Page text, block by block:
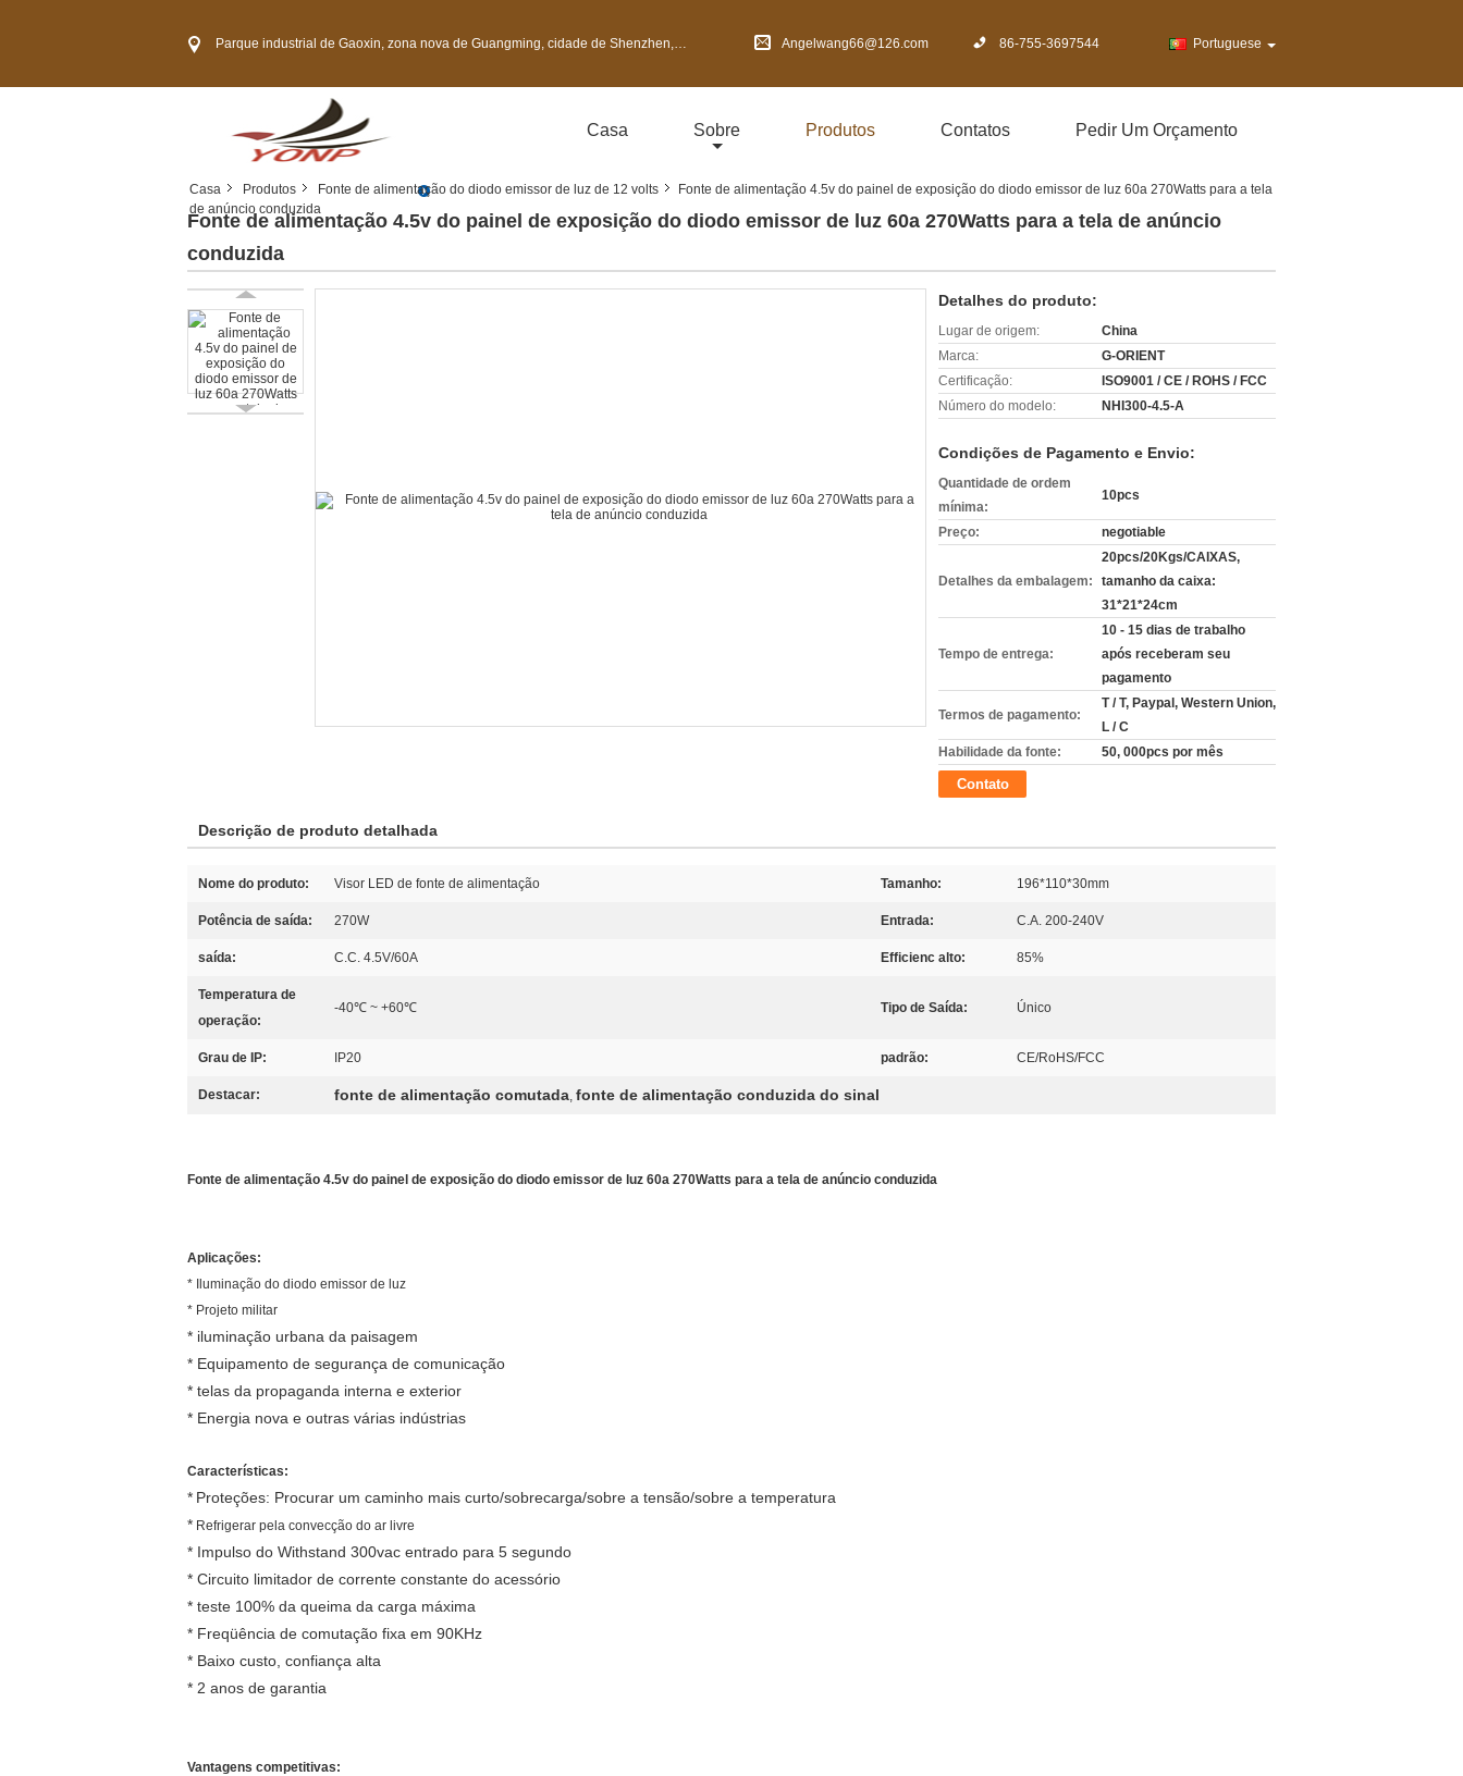
Parque industrial de Gaoxin, zona nova de Guangming, cidade de Shenzhen, província de Guangdong, China Angelwang66@126.com 86-755-3697544 Portuguese
Casa Sobre Produtos Contatos Pedir Um Orçamento
Casa Produtos Fonte de alimentação do diodo emissor de luz de 12 volts
Fonte de alimentação 4.5v do painel de exposição do diodo emissor de luz 60a 270Watts para a tela
de anúncio conduzida
Fonte de alimentação 4.5v do painel de exposição do diodo emissor de luz 60a 270Watts para a tela de anúncio
conduzida
Detalhes do produto:
Lugar de origem:
China
Marca:
G-ORIENT
Certificação:
ISO9001 / CE / ROHS / FCC
Número do modelo:
NHI300-4.5-A
Condições de Pagamento e Envio:
Quantidade de ordem
mínima:
10pcs
Preço: negotiable
Detalhes da embalagem:
20pcs/20Kgs/CAIXAS,
tamanho da caixa:
31*21*24cm
Tempo de entrega:
10 - 15 dias de trabalho
após receberam seu
pagamento
Termos de pagamento:
T / T, Paypal, Western Union,
L / C
Habilidade da fonte:
50, 000pcs por mês
Contato
Descrição de produto detalhada
Nome do produto: Visor LED de fonte de alimentação Tamanho: 196*110*30mm
Potência de saída: 270W Entrada: C.A. 200-240V
saída: C.C. 4.5V/60A Efficienc alto: 85%
Temperatura de
operação:
-40℃ ~ +60℃ Tipo de Saída: Único
Grau de IP: IP20 padrão: CE/RoHS/FCC
Destacar: fonte de alimentação comutada, fonte de alimentação conduzida do sinal
Fonte de alimentação 4.5v do painel de exposição do diodo emissor de luz 60a 270Watts para a tela de anúncio conduzida
Aplicações:
* Iluminação do diodo emissor de luz
* Projeto militar
* iluminação urbana da paisagem
* Equipamento de segurança de comunicação
* telas da propaganda interna e exterior
* Energia nova e outras várias indústrias
Características:
* Proteções: Procurar um caminho mais curto/sobrecarga/sobre a tensão/sobre a temperatura
* Refrigerar pela convecção do ar livre
* Impulso do Withstand 300vac entrado para 5 segundo
* Circuito limitador de corrente constante do acessório
* teste 100% da queima da carga máxima
* Freqüência de comutação fixa em 90KHz
* Baixo custo, confiança alta
* 2 anos de garantia
Vantagens competitivas: